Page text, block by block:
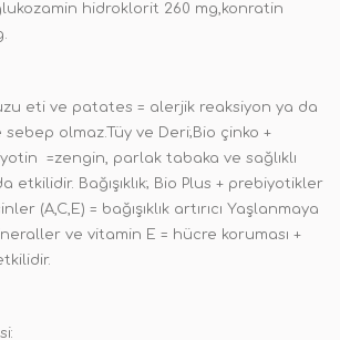
hidroklorit 260 mg,konratin
eti ve patates = alerjik reaksiyon ya da
sebep olmaz.Tüy ve Deri;Bio çinko +
=zengin, parlak tabaka ve sağlıklı
etkilidir. Bağışıklık; Bio Plus + prebiyotikler
(A,C,E) = bağışıklık artırıcı Yaşlanmaya
ve vitamin E = hücre koruması +